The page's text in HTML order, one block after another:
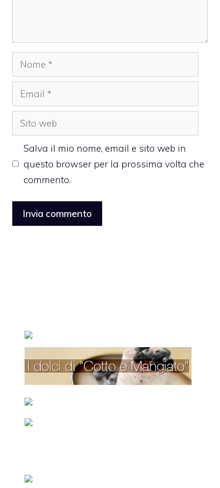
Nome
Email
Sito
web
Salva il mio nome, email e sito web in
questo browser per la prossima volta che
commento.